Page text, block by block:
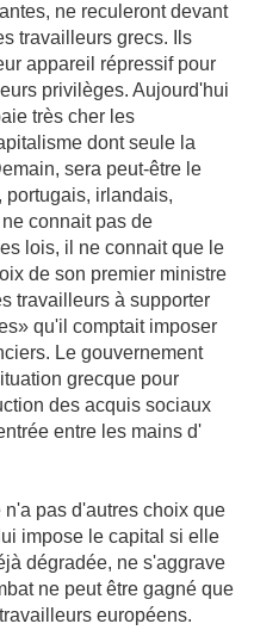
ne reculeront devant
travailleurs grecs. Ils
appareil répressif pour
privilèges. Aujourd'hui
très cher les
dont seule la
sera peut-être le
portugais, irlandais,
connait pas de
lois, il ne connaitque le
de son premier ministre
travailleurs à supporter
qu'il comptait imposer
Le gouvernement
grecque pour
des acquis sociaux
entre les mains d'
pas d'autres choix que
impose le capital si elle
dégradée, ne s'aggrave
ne peut être gagné que
européens.